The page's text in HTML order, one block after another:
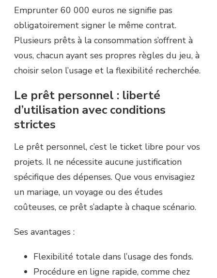
Emprunter 60 000 euros ne signifie pas
obligatoirement signer le même contrat.
Plusieurs prêts à la consommation s’offrent à
vous, chacun ayant ses propres règles du jeu, à
choisir selon l’usage et la flexibilité recherchée.
Le prêt personnel : liberté
d’utilisation avec conditions
strictes
Le prêt personnel, c’est le ticket libre pour vos
projets. Il ne nécessite aucune justification
spécifique des dépenses. Que vous envisagiez
un mariage, un voyage ou des études
coûteuses, ce prêt s’adapte à chaque scénario.
Ses avantages :
Flexibilité totale dans l’usage des fonds.
Procédure en ligne rapide, comme chez